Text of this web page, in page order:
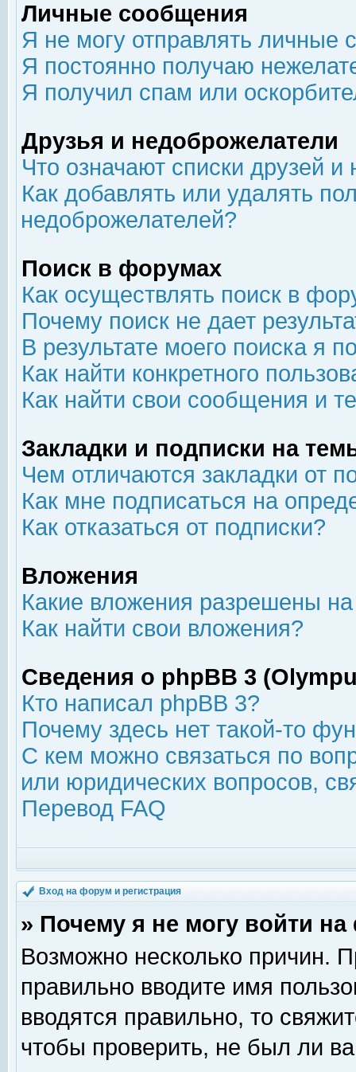
Личные сообщения
Я не могу отправлять личные
Я постоянно получаю
Я получил спам или
Друзья и недоброжелатели
Что означают списки друзей
Как добавлять или удалять
недоброжелателей?
Поиск в форумах
Как осуществлять поиск в
Почему поиск не дает
В результате моего поиска я
Как найти конкретного
Как найти свои сообщения и
Закладки и подписки на
Чем отличаются закладки от
Как мне подписаться на
Как отказаться от подписки?
Вложения
Какие вложения разрешены
Как найти свои вложения?
Сведения о phpBB 3
Кто написал phpBB 3?
Почему здесь нет такой-то
С кем можно связаться по
или юридических вопросов,
Перевод FAQ
Вход на форум и регистрация
» Почему я не могу войти
Возможно несколько причин.
правильно вводите имя
вводятся правильно, то
чтобы проверить, не был ли